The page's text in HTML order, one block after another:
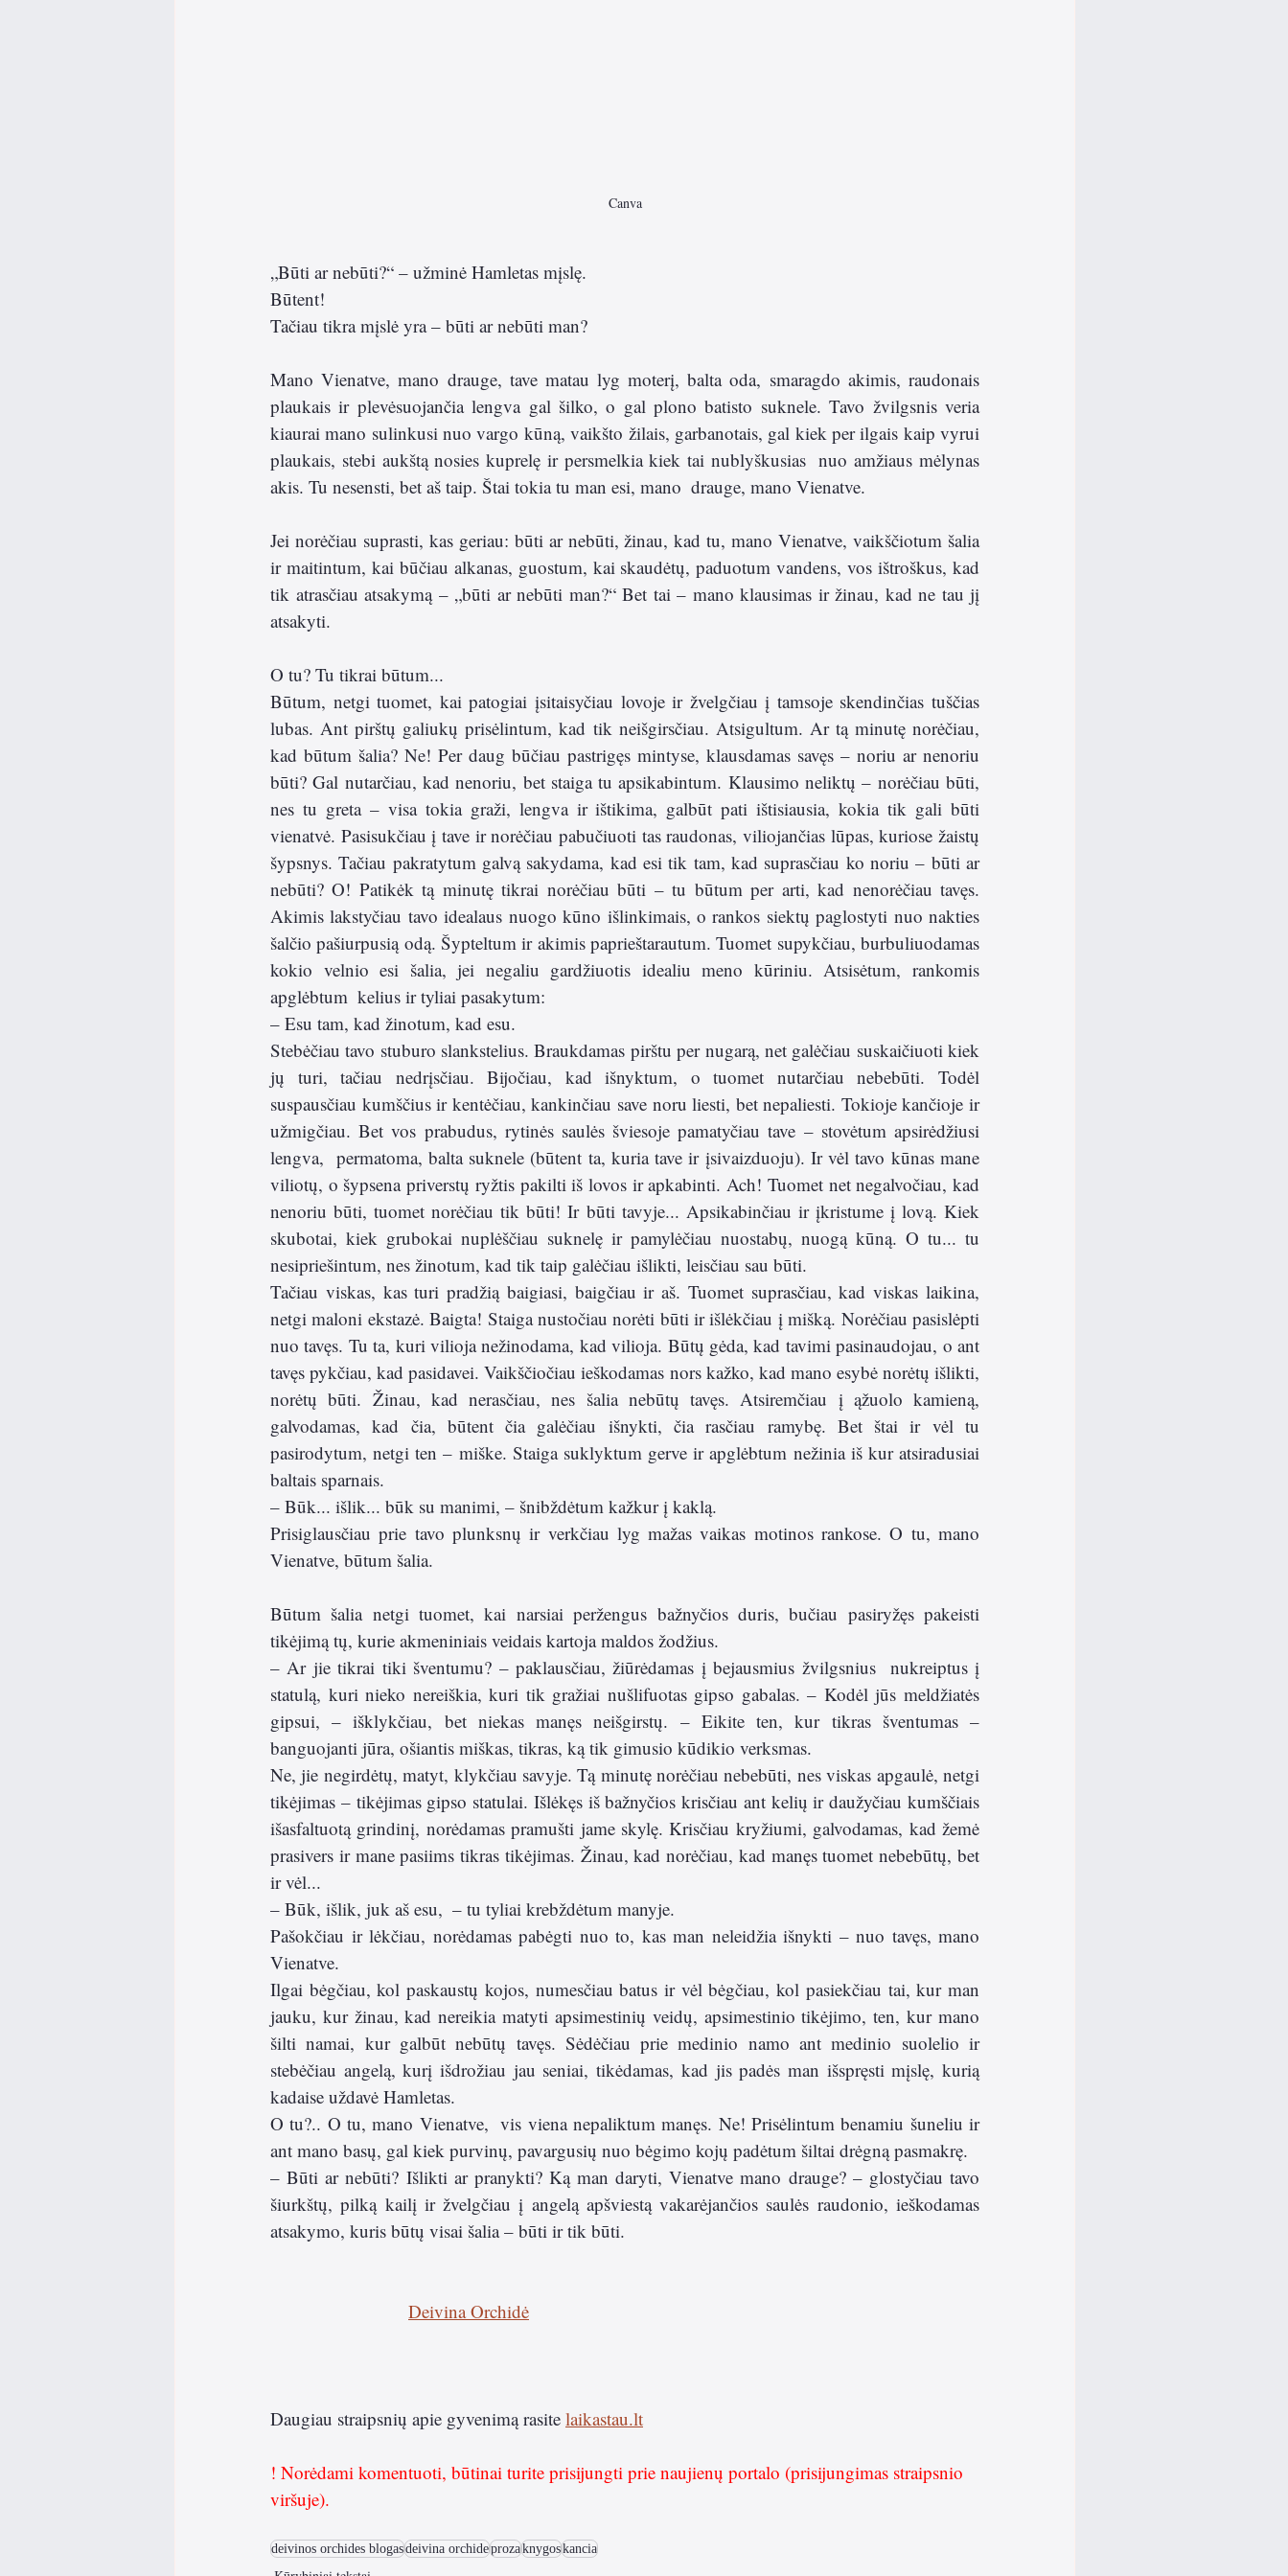
Canva
„Būti ar nebūti?“ – užminė Hamletas mįslę.
Būtent!
Tačiau tikra mįslė yra – būti ar nebūti man?
Mano Vienatve, mano drauge, tave matau lyg moterį, balta oda, smaragdo akimis, raudonais
plaukais ir plevėsuojančia lengva gal šilko, o gal plono batisto suknele. Tavo žvilgsnis veria
kiaurai mano sulinkusi nuo vargo kūną, vaikšto žilais, garbanotais, gal kiek per ilgais kaip vyrui
plaukais, stebi aukštą nosies kuprelę ir persmelkia kiek tai nublyškusias  nuo amžiaus mėlynas
akis. Tu nesensti, bet aš taip. Štai tokia tu man esi, mano  drauge, mano Vienatve.
Jei norėčiau suprasti, kas geriau: būti ar nebūti, žinau, kad tu, mano Vienatve, vaikščiotum šalia
ir maitintum, kai būčiau alkanas, guostum, kai skaudėtų, paduotum vandens, vos ištroškus, kad
tik atrasčiau atsakymą – „būti ar nebūti man?“ Bet tai – mano klausimas ir žinau, kad ne tau jį
atsakyti.
O tu? Tu tikrai būtum...
Būtum, netgi tuomet, kai patogiai įsitaisyčiau lovoje ir žvelgčiau į tamsoje skendinčias tuščias
lubas. Ant pirštų galiukų prisėlintum, kad tik neišgirsčiau. Atsigultum. Ar tą minutę norėčiau,
kad būtum šalia? Ne! Per daug būčiau pastrigęs mintyse, klausdamas savęs – noriu ar nenoriu
būti? Gal nutarčiau, kad nenoriu, bet staiga tu apsikabintum. Klausimo neliktų – norėčiau būti,
nes tu greta – visa tokia graži, lengva ir ištikima, galbūt pati ištisiausia, kokia tik gali būti
vienatvė. Pasisukčiau į tave ir norėčiau pabučiuoti tas raudonas, viliojančias lūpas, kuriose žaistų
šypsnys. Tačiau pakratytum galvą sakydama, kad esi tik tam, kad suprasčiau ko noriu – būti ar
nebūti? O! Patikėk tą minutę tikrai norėčiau būti – tu būtum per arti, kad nenorėčiau tavęs.
Akimis lakstyčiau tavo idealaus nuogo kūno išlinkimais, o rankos siektų paglostyti nuo nakties
šalčio pašiurpusią odą. Šypteltum ir akimis paprieštarautum. Tuomet supykčiau, burbuliuodamas
kokio velnio esi šalia, jei negaliu gardžiuotis idealiu meno kūriniu. Atsisėtum, rankomis
apglėbtum  kelius ir tyliai pasakytum:
– Esu tam, kad žinotum, kad esu.
Stebėčiau tavo stuburo slankstelius. Braukdamas pirštu per nugarą, net galėčiau suskaičiuoti kiek
jų turi, tačiau nedrįsčiau. Bijočiau, kad išnyktum, o tuomet nutarčiau nebebūti. Todėl
suspausčiau kumščius ir kentėčiau, kankinčiau save noru liesti, bet nepaliesti. Tokioje kančioje ir
užmigčiau. Bet vos prabudus, rytinės saulės šviesoje pamatyčiau tave – stovėtum apsirėdžiusi
lengva,  permatoma, balta suknele (būtent ta, kuria tave ir įsivaizduoju). Ir vėl tavo kūnas mane
viliotų, o šypsena priverstų ryžtis pakilti iš lovos ir apkabinti. Ach! Tuomet net negalvočiau, kad
nenoriu būti, tuomet norėčiau tik būti! Ir būti tavyje... Apsikabinčiau ir įkristume į lovą. Kiek
skubotai, kiek grubokai nuplėščiau suknelę ir pamylėčiau nuostabų, nuogą kūną. O tu... tu
nesipriešintum, nes žinotum, kad tik taip galėčiau išlikti, leisčiau sau būti.
Tačiau viskas, kas turi pradžią baigiasi, baigčiau ir aš. Tuomet suprasčiau, kad viskas laikina,
netgi maloni ekstazė. Baigta! Staiga nustočiau norėti būti ir išlėkčiau į mišką. Norėčiau pasislėpti
nuo tavęs. Tu ta, kuri vilioja nežinodama, kad vilioja. Būtų gėda, kad tavimi pasinaudojau, o ant
tavęs pykčiau, kad pasidavei. Vaikščiočiau ieškodamas nors kažko, kad mano esybė norėtų išlikti,
norėtų būti. Žinau, kad nerasčiau, nes šalia nebūtų tavęs. Atsiremčiau į ąžuolo kamieną,
galvodamas, kad čia, būtent čia galėčiau išnykti, čia rasčiau ramybę. Bet štai ir vėl tu
pasirodytum, netgi ten – miške. Staiga suklyktum gerve ir apglėbtum nežinia iš kur atsiradusiai
baltais sparnais.
– Būk... išlik... būk su manimi, – šnibždėtum kažkur į kaklą.
Prisiglausčiau prie tavo plunksnų ir verkčiau lyg mažas vaikas motinos rankose. O tu, mano
Vienatve, būtum šalia.
Būtum šalia netgi tuomet, kai narsiai peržengus bažnyčios duris, bučiau pasiryžęs pakeisti
tikėjimą tų, kurie akmeniniais veidais kartoja maldos žodžius.
– Ar jie tikrai tiki šventumu? – paklausčiau, žiūrėdamas į bejausmius žvilgsnius  nukreiptus į
statulą, kuri nieko nereiškia, kuri tik gražiai nušlifuotas gipso gabalas. – Kodėl jūs meldžiatės
gipsui, – išklykčiau, bet niekas manęs neišgirstų. – Eikite ten, kur tikras šventumas –
banguojanti jūra, ošiantis miškas, tikras, ką tik gimusio kūdikio verksmas.
Ne, jie negirdėtų, matyt, klykčiau savyje. Tą minutę norėčiau nebebūti, nes viskas apgaulė, netgi
tikėjimas – tikėjimas gipso statulai. Išlėkęs iš bažnyčios krisčiau ant kelių ir daužyčiau kumščiais
išasfaltuotą grindinį, norėdamas pramušti jame skylę. Krisčiau kryžiumi, galvodamas, kad žemė
prasivers ir mane pasiims tikras tikėjimas. Žinau, kad norėčiau, kad manęs tuomet nebebūtų, bet
ir vėl...
– Būk, išlik, juk aš esu,  – tu tyliai krebždėtum manyje.
Pašokčiau ir lėkčiau, norėdamas pabėgti nuo to, kas man neleidžia išnykti – nuo tavęs, mano
Vienatve.
Ilgai bėgčiau, kol paskaustų kojos, numesčiau batus ir vėl bėgčiau, kol pasiekčiau tai, kur man
jauku, kur žinau, kad nereikia matyti apsimestinių veidų, apsimestinio tikėjimo, ten, kur mano
šilti namai, kur galbūt nebūtų tavęs. Sėdėčiau prie medinio namo ant medinio suolelio ir
stebėčiau angelą, kurį išdrožiau jau seniai, tikėdamas, kad jis padės man išspręsti mįslę, kurią
kadaise uždavė Hamletas.
O tu?.. O tu, mano Vienatve,  vis viena nepaliktum manęs. Ne! Prisėlintum benamiu šuneliu ir
ant mano basų, gal kiek purvinų, pavargusių nuo bėgimo kojų padėtum šiltai drėgną pasmakrę.
– Būti ar nebūti? Išlikti ar pranykti? Ką man daryti, Vienatve mano drauge? – glostyčiau tavo
šiurkštų, pilką kailį ir žvelgčiau į angelą apšviestą vakarėjančios saulės raudonio, ieškodamas
atsakymo, kuris būtų visai šalia – būti ir tik būti.
Deivina Orchidė
Daugiau straipsnių apie gyvenimą rasite laikastau.lt
! Norėdami komentuoti, būtinai turite prisijungti prie naujienų portalo (prisijungimas straipsnio
viršuje).
deivinos orchides blogasdeivina orchideprozaknygoskancia